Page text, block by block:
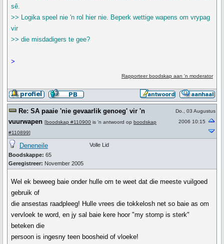
sê.
>> Logika speel nie 'n rol hier nie. Beperk wettige wapens om vrypag
vir
>> die misdadigers te gee?
>
Rapporteer boodskap aan 'n moderator
Re: SA paaie 'nie gevaarlik genoeg' vir 'n
vuurwapen [boodskap #110900 is 'n antwoord op boodskap
#110899]
Do., 03 Augustus
2006 10:15
Deneneile
Boodskappe: 65
Geregistreer: November 2005
Volle Lid
Wel ek beweeg baie onder hulle om te weet dat die meeste vuilgoed
gebruik of
die ansestas raadpleeg! Hulle vrees die tokkelosh net so baie as om
vervloek te word, en jy sal baie kere hoor "my stomp is sterk"
beteken die
persoon is ingesny teen boosheid of vloeke!